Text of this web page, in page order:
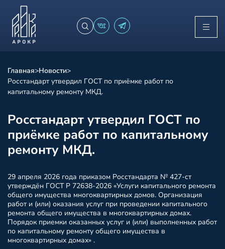
Главная>Новости>
Росстандарт утвердил ГОСТ по приёмке работ по
капитальному ремонту МКД.
Росстандарт утвердил ГОСТ по
приёмке работ по капитальному
ремонту МКД.
29 апреля 2026 года приказом Росстандарта № 427-ст
утверждён ГОСТ Р 72638-2026 «Услуги капитального ремонта
общего имущества многоквартирных домов. Организация
работ и (или) оказания услуг при проведении капитального
ремонта общего имущества в многоквартирных домах.
Порядок приемки оказанных услуг и (или) выполненных работ
по капитальному ремонту общего имущества в
многоквартирных домах» .